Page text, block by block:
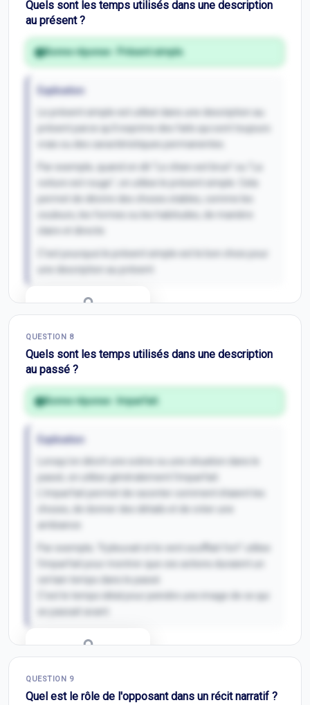
Quels sont les temps utilisés dans une description
au présent ?
Bonne réponse : Présent simple.
Explication
présent parce qu'il exprime des faits qui sont toujours
vrais ou des caractéristiques permanentes.
Par exemple, quand on dit "Le chien est brun" ou "La
voiture est rouge", on utilise le présent simple. Cela
C'est pourquoi le présent simple est le bon choix pour
QUESTION 8
Quels sont les temps utilisés dans une description
au passé ?
Bonne réponse : Imparfait.
Explication
Lorsqu'on décrit une scène ou une situation dans le
passé, on utilise généralement l'imparfait.
l'imparfait pour montrer que ces actions duraient un
certain temps dans le passé.
C’est le temps idéal pour peindre une image de ce qui
se passait avant.
QUESTION 9
Quel est le rôle de l'opposant dans un récit narratif ?